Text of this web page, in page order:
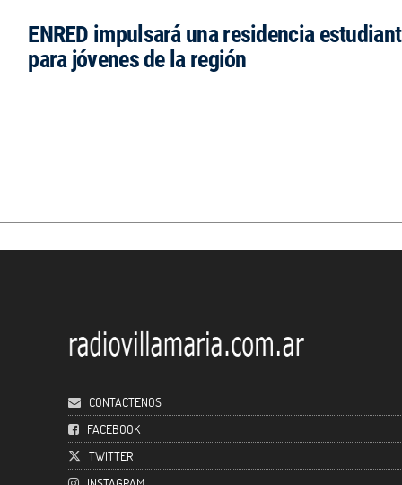
ENRED impulsará una residencia
para jóvenes de la región
CONTACTENOS
FACEBOOK
TWITTER